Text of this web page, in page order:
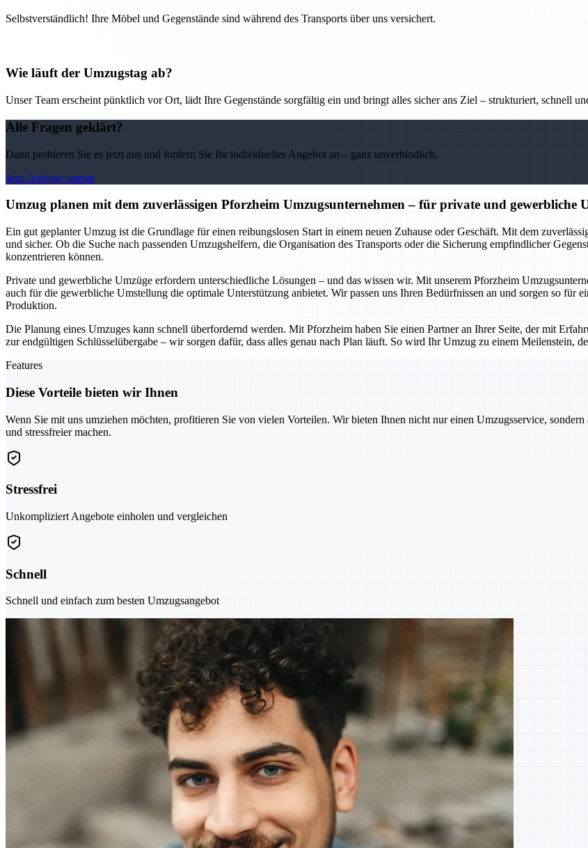
Selbstverständlich! Ihre Möbel und Gegenstände sind während des Transports über uns versichert.
Wie läuft der Umzugstag ab?
Unser Team erscheint pünktlich vor Ort, lädt Ihre Gegenstände sorgfältig ein und bringt alles sicher ans Ziel – strukturiert, schnell
Alle Fragen geklärt?
Dann probieren Sie es jetzt aus und fordern Sie Ihr individuelles Angebot an – ganz unverbindlich.
Jetzt Anfrage starten
Umzug planen mit dem zuverlässigen Pforzheim Umzugsunternehmen – für private und gewerbliche
Ein gut geplanter Umzug ist die Grundlage für einen reibungslosen Start in einem neuen Zuhause oder Geschäft. Mit dem
und sicher. Ob die Suche nach passenden Umzugshelfern, die Organisation des Transports oder die Sicherung empfindlicher
konzentrieren können.
Private und gewerbliche Umzüge erfordern unterschiedliche Lösungen – und das wissen wir. Mit unserem Pforzheim
auch für die gewerbliche Umstellung die optimale Unterstützung anbietet. Wir passen uns Ihren Bedürfnissen an und sorgen so
Produktion.
Die Planung eines Umzuges kann schnell überfordernd werden. Mit Pforzheim haben Sie einen Partner an Ihrer Seite, der mit
zur endgültigen Schlüsselübergabe – wir sorgen dafür, dass alles genau nach Plan läuft. So wird Ihr Umzug zu einem Meilenstein,
Features
Diese Vorteile bieten wir Ihnen
Wenn Sie mit uns umziehen möchten, profitieren Sie von vielen Vorteilen. Wir bieten Ihnen nicht nur einen Umzugsservice,
und stressfreier machen.
Stressfrei
Unkompliziert Angebote einholen und vergleichen
Schnell
Schnell und einfach zum besten Umzugsangebot